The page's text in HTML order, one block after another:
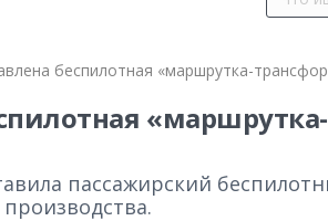
беспилотная «маршрутка-
«маршрутка-
пассажирский